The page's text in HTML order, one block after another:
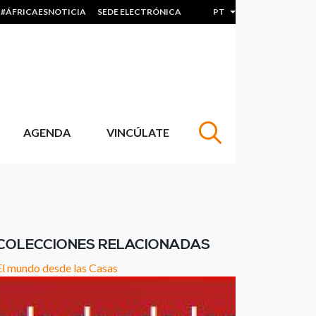
#ÁFRICAESNOTICIA SEDE ELECTRÓNICA PT Lista de ações
AGENDA VINCÚLATE
RELACIONADAS
mundo desde las Casas